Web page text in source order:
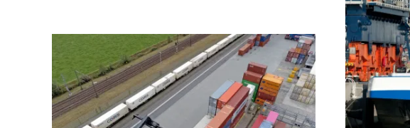
Automatische Planung mit dem
Barge Planning Optimizer
Blog-de